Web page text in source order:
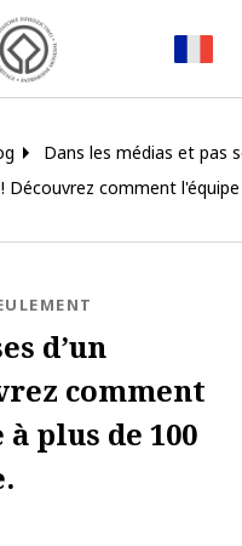
Fermer la fenêtre
Dans les médias et pas
Découvrez comment
d’un
comment
plus de 100